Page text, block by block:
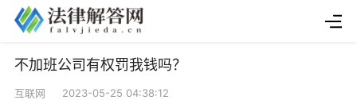
不加班公司有权罚我钱吗？
互联网 2023-05-25 04:38:12